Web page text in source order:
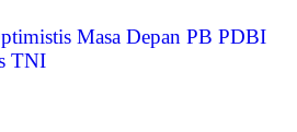
Masa Depan PB PDBI
TNI